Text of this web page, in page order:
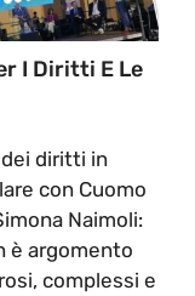
I Diritti E Le
dei diritti in
con Cuomo
Naimoli:
è argomento
complessi e